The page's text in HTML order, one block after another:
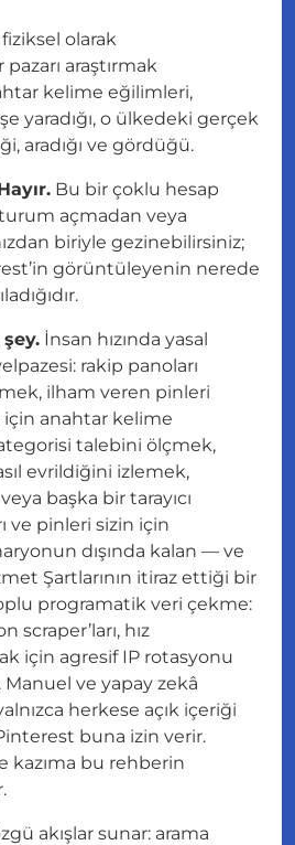
fiziksel olarak
pazarı araştırmak
kelime eğilimleri,
yaradığı, o ülkedeki gerçek
aradığı ve gördüğü.
Bu bir çoklu hesap
açmadan veya
biriyle gezinebilirsiniz;
görüntüleyenin nerede
İnsan hızında yasal
rakip panoları
ilham veren pinleri
anahtar kelime
talebini ölçmek,
evrildiğini izlemek,
başka bir tarayıcı
ve pinleri sizin için
dışında kalan — ve
Şartlarının itiraz ettiği bir
programatik veri çekme:
scraper’ları, hız
için agresif IP rotasyonu
ve yapay zekâ
herkese açık içeriği
buna izin verir.
kazıma bu rehberin
akışlar sunar: arama